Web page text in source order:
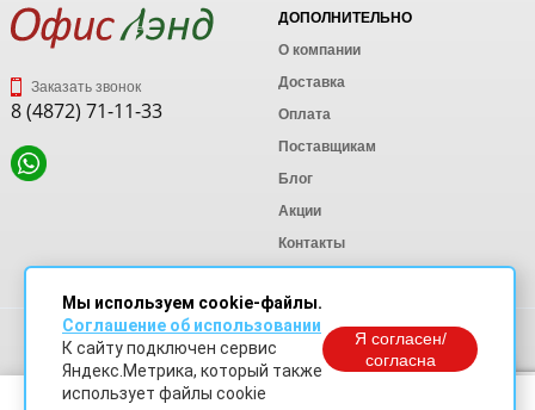
Заказать звонок
8 (4872) 71-11-33
ДОПОЛНИТЕЛЬНО
О компании
Доставка
Оплата
Поставщикам
Блог
Акции
Контакты
Политика конфиденциальности
Согласие на обработку персональных данных
Согласие на обработку данных Яндекс Метрика
Мы используем cookie-файлы.
Соглашение об использовании
К сайту подключен сервис
Яндекс.Метрика, который также
использует файлы cookie
Я согласен/
согласна